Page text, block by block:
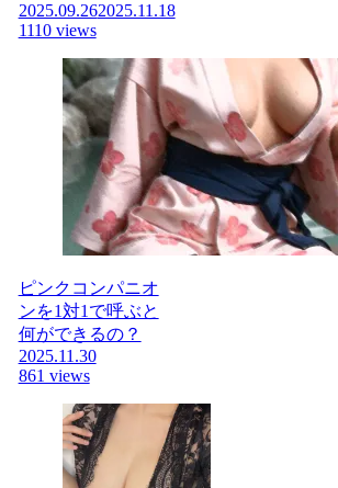
2025.09.262025.11.18
1110 views
ピンクコンパニオ
ンを1対1で呼ぶと
何ができるの？
2025.11.30
861 views